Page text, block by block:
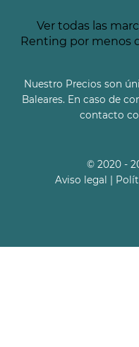
Ver todas las
Renting por menos
Nuestro Precios son
Baleares. En caso de
contacto
© 2020 -
Aviso legal